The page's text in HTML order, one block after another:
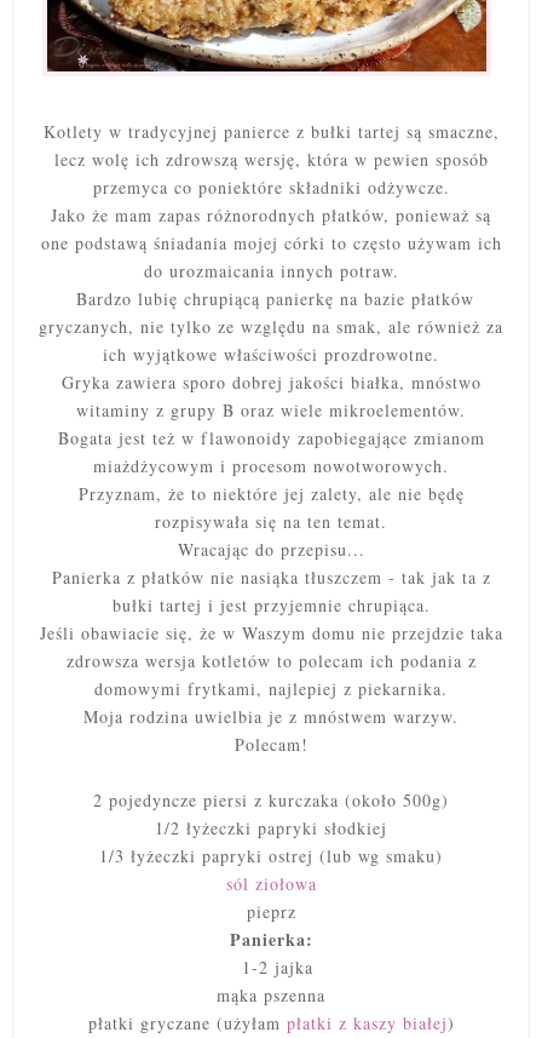
Kotlety w tradycyjnej panierce z bułki tartej są smaczne,
lecz wolę ich zdrowszą wersję, która w pewien sposób
przemyca co poniektóre składniki odżywcze.
Jako że mam zapas różnorodnych płatków, ponieważ są
one podstawą śniadania mojej córki to często używam ich
do urozmaicania innych potraw.
Bardzo lubię chrupiącą panierkę na bazie płatków
gryczanych, nie tylko ze względu na smak, ale również za
ich wyjątkowe właściwości prozdrowotne.
Gryka zawiera sporo dobrej jakości białka, mnóstwo
witaminy z grupy B oraz wiele mikroelementów.
Bogata jest też w flawonoidy zapobiegające zmianom
miażdżycowym i procesom nowotworowych.
Przyznam, że to niektóre jej zalety, ale nie będę
rozpisywała się na ten temat.
Wracając do przepisu...
Panierka z płatków nie nasiąka tłuszczem - tak jak ta z
bułki tartej i jest przyjemnie chrupiąca.
Jeśli obawiacie się, że w Waszym domu nie przejdzie taka
zdrowsza wersja kotletów to polecam ich podania z
domowymi frytkami, najlepiej z piekarnika.
Moja rodzina uwielbia je z mnóstwem warzyw.
Polecam!
2 pojedyncze piersi z kurczaka (około 500g)
1/2 łyżeczki papryki słodkiej
1/3 łyżeczki papryki ostrej (lub wg smaku)
sól ziołowa
pieprz
Panierka:
1-2 jajka
mąka pszenna
płatki gryczane (użyłam płatki z kaszy białej)